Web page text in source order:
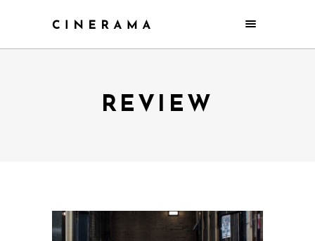
REVIEW